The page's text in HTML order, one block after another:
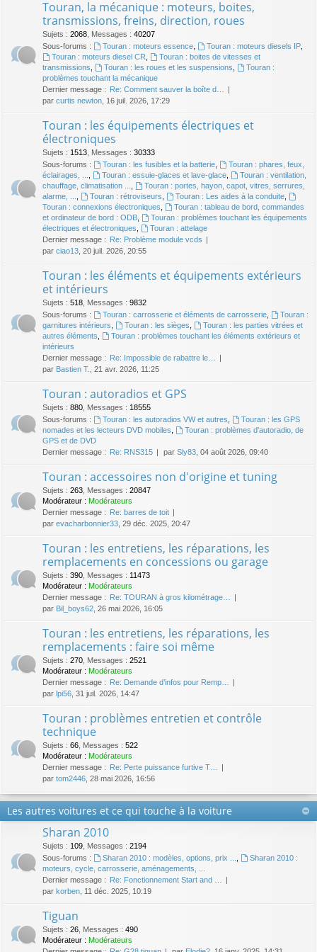
Touran, la mécanique : moteurs, boites,
transmissions, freins, direction, roues
Sujets : 2068 Messages : 40207
Sous-forums :
Touran : moteurs essence, Touran : moteurs diesels IP,
Touran : moteurs diesel CR
Touran : boites de vitesses et
transmissions
Touran : les roues et les suspensions
Touran :
problèmes touchant la mécanique
Dernier message :
Re: Comment sauver la boîte d…
par curtis newton , 16 juil. 2026, 17:29
Touran : les équipements électriques et
électroniques
Sujets : 1513 Messages : 30333
Sous-forums :
Touran : les fusibles et la batterie,
Touran : phares, feux,
éclairages, ...
Touran : essuie-glaces et lave-glace,
Touran : ventilation,
chauffage, climatisation ...
Touran : portes, hayon, capot, vitres, serrures,
alarme, ...
Touran : rétroviseurs Touran : Les aides à la conduite,
Touran : connexions électroniques
Touran : tableau de bord, commandes
et ordinateur de bord : ODB
Touran : problèmes touchant les équipements
électriques et électroniques
Touran : attelage
Dernier message :
Re: Problème module vcds
par ciao13 , 20 juil. 2026, 20:55
Touran : les éléments et équipements extérieurs
et intérieurs
Sujets : 518 Messages : 9832
Sous-forums :
Touran : carrosserie et éléments de carrosserie,
Touran :
garnitures intérieurs
Touran : les sièges
Touran : les parties vitrées et
autres éléments
Touran : problèmes touchant les éléments extérieurs et
intérieurs
Dernier message :
Re: Impossible de rabattre le…
par Bastien T. , 21 avr. 2026, 11:25
Touran : autoradios et GPS
Sujets : 880 Messages : 18555
Sous-forums :
Touran : les autoradios VW et autres
Touran : les GPS
nomades et les lecteurs DVD mobiles
Touran : problèmes d'autoradio, de
GPS et de DVD
Dernier message :
Re: RNS315 par Sly83 , 04 août 2026, 09:40
Touran : accessoires non d'origine et tuning
Sujets : 263 Messages : 20847
Modérateur : Modérateurs
Dernier message :
Re: barres de toit
par evacharbonnier33 , 29 déc. 2025, 20:47
Touran : les entretiens, les réparations, les
remplacements en concessions ou garage
Sujets : 390 Messages : 11473
Modérateur : Modérateurs
Dernier message :
Re: TOURAN à gros kilométrage…
par Bil_boys62 , 26 mai 2026, 16:05
Touran : les entretiens, les réparations, les
remplacements : faire soi même
Sujets : 270 Messages : 2521
Modérateur : Modérateurs
Dernier message :
Re: Demande d’infos pour Remp…
par lpi56 , 31 juil. 2026, 14:47
Touran : problèmes entretien et contrôle
technique
Sujets : 66 Messages : 522
Modérateur : Modérateurs
Dernier message :
Re: Perte puissance furtive T…
par tom2446 , 28 mai 2026, 16:56
Les autres voitures et ce qui touche à la voiture
Sharan 2010
Sujets : 109 Messages : 2194
Sous-forums :
Sharan 2010 : modèles, options, prix ...
Sharan 2010 :
moteurs, cycle, carrosserie, aménagements, ...
Dernier message :
Re: Fonctionnement Start and …
par korben , 11 déc. 2025, 10:19
Tiguan
Sujets : 26 Messages : 490
Modérateur : Modérateurs